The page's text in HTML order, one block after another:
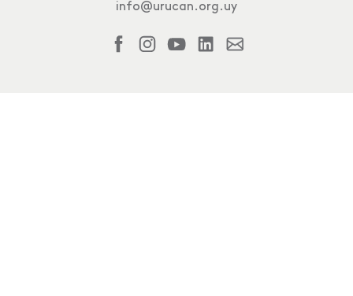
info@urucan.org.uy